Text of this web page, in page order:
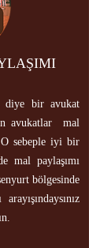
diye bir avukat
avukatlar mal
O sebeple iyi bir
mal paylaşımı
bölgesinde